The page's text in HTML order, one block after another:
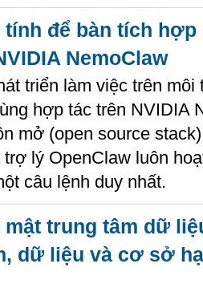
tính để bàn tích hợp
NemoClaw
triển làm việc trên
hợp tác trên NVIDIA
mở (open source
lý OpenClaw luôn
câu lệnh duy nhất.
mật trung tâm dữ
dữ liệu và cơ sở